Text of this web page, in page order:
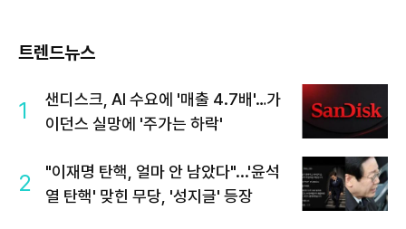
트렌드뉴스
1
샌디스크, AI 수요에 '매출 4.7배'…가
이던스 실망에 '주가는 하락'
2
"이재명 탄핵, 얼마 안 남았다"...'윤석
열 탄핵' 맞힌 무당, '성지글' 등장